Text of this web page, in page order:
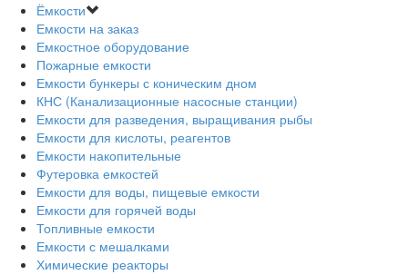
Ёмкости
Емкости на заказ
Емкостное оборудование
Пожарные емкости
Емкости бункеры с коническим дном
КНС (Канализационные насосные станции)
Емкости для разведения, выращивания рыбы
Емкости для кислоты, реагентов
Емкости накопительные
Футеровка емкостей
Емкости для воды, пищевые емкости
Емкости для горячей воды
Топливные емкости
Емкости с мешалками
Химические реакторы